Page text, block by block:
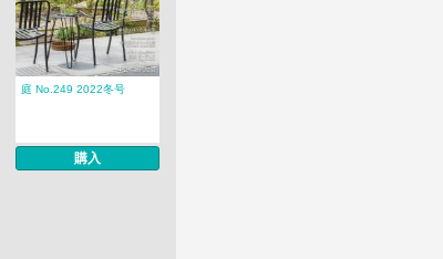
庭 No.249 2022冬号
購入